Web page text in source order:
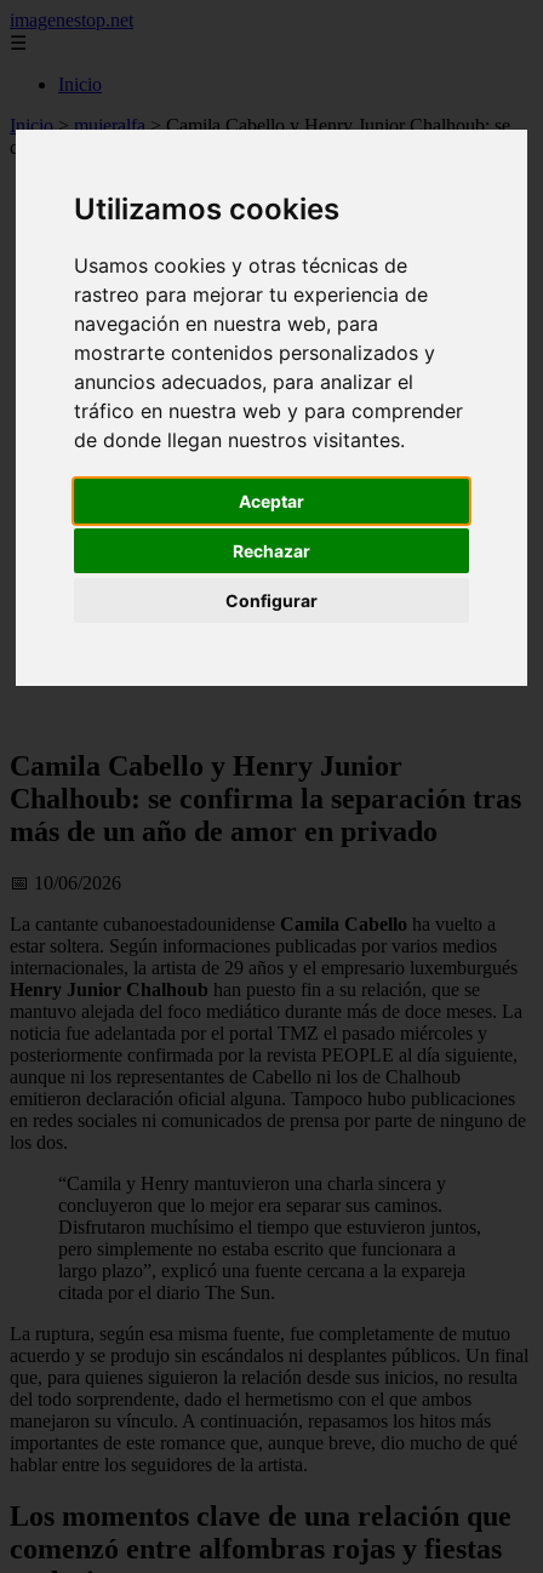
Utilizamos cookies
Usamos cookies y otras técnicas de
rastreo para mejorar tu experiencia de
navegación en nuestra web, para
mostrarte contenidos personalizados y
anuncios adecuados, para analizar el
tráfico en nuestra web y para comprender
de donde llegan nuestros visitantes.
Aceptar
Rechazar
Configurar
imagenestop.net
☰
Inicio
Inicio > mujeralfa >Camila Cabello y Henry Junior Chalhoub: se
confirma la separación tras más de un año de amor en privado
Camila Cabello y Henry Junior
Chalhoub: se confirma la separación tras
más de un año de amor en privado
📅 10/06/2026
La cantante cubanoestadounidense Camila Cabello ha vuelto a
estar soltera. Según informaciones publicadas por varios medios
internacionales, la artista de 29 años y el empresario luxemburgués
Henry Junior Chalhoub han puesto fin a su relación, que se
mantuvo alejada del foco mediático durante más de doce meses. La
noticia fue adelantada por el portal TMZ el pasado miércoles y
posteriormente confirmada por la revista PEOPLE al día siguiente,
aunque ni los representantes de Cabello ni los de Chalhoub
emitieron declaración oficial alguna. Tampoco hubo publicaciones
en redes sociales ni comunicados de prensa por parte de ninguno de
los dos.
“Camila y Henry mantuvieron una charla sincera y
concluyeron que lo mejor era separar sus caminos.
Disfrutaron muchísimo el tiempo que estuvieron juntos,
pero simplemente no estaba escrito que funcionara a
largo plazo”, explicó una fuente cercana a la expareja
citada por el diario The Sun.
La ruptura, según esa misma fuente, fue completamente de mutuo
acuerdo y se produjo sin escándalos ni desplantes públicos. Un final
que, para quienes siguieron la relación desde sus inicios, no resulta
del todo sorprendente, dado el hermetismo con el que ambos
manejaron su vínculo. A continuación, repasamos los hitos más
importantes de este romance que, aunque breve, dio mucho de qué
hablar entre los seguidores de la artista.
Los momentos clave de una relación que
comenzó entre alfombras rojas y fiestas